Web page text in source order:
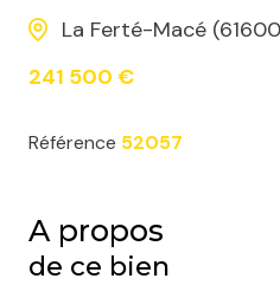
La Ferté-Macé
241 500 €
Référence 52057
A propos
de ce bien